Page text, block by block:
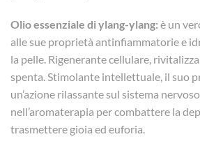
Olio essenziale di ylang-ylang: è un
alle sue proprietà antinfiammatorie e
la pelle. Rigenerante cellulare,
spenta. Stimolante intellettuale, il suo
un’azione rilassante sul sistema
nell’aromaterapia per combattere la
trasmettere gioia ed euforia.